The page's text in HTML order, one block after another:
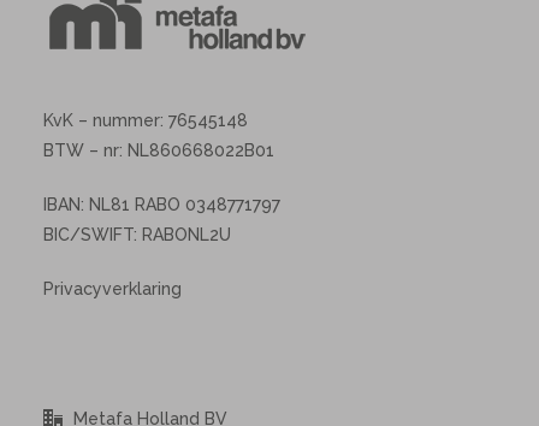
KvK – nummer: 76545148
BTW – nr: NL860668022B01
IBAN: NL81 RABO 0348771797
BIC/SWIFT: RABONL2U
Privacyverklaring
Metafa Holland BV